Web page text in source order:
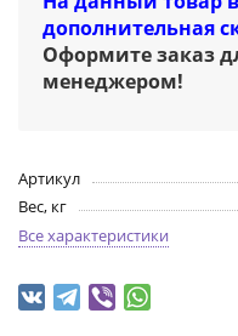
дополнительная
Оформите заказ
менеджером!
Артикул
Вес, кг
Все характеристики